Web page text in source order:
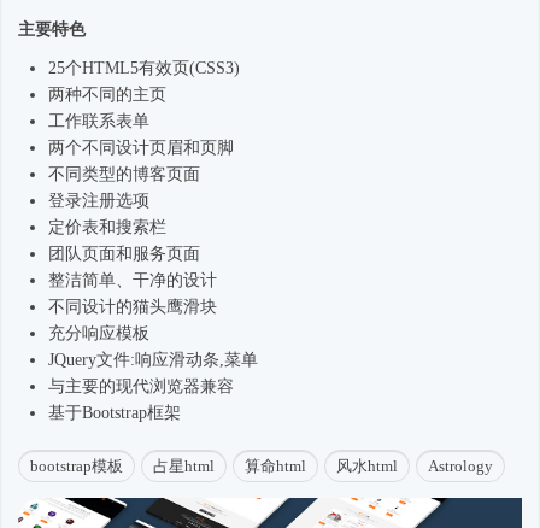
主要特色
25个HTML5有效页(CSS3)
两种不同的主页
工作联系表单
两个不同设计页眉和页脚
不同类型的博客页面
登录注册选项
定价表和搜索栏
团队页面和服务页面
整洁简单、干净的设计
不同设计的猫头鹰滑块
充分响应模板
JQuery文件:响应滑动条,菜单
与主要的现代浏览器兼容
基于Bootstrap框架
bootstrap模板 占星html 算命html 风水html Astrology